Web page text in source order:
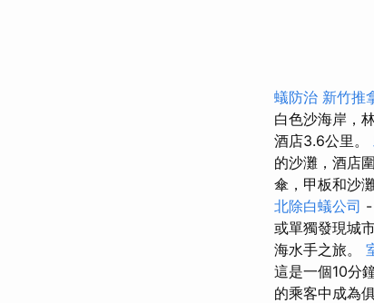
蟻防治 新竹推
白色沙海岸，
酒店3.6公里。
的沙灘，酒店
傘，甲板和沙
北除白蟻公司 -
或單獨發現城
海水手之旅。
這是一個10分
的乘客中成為